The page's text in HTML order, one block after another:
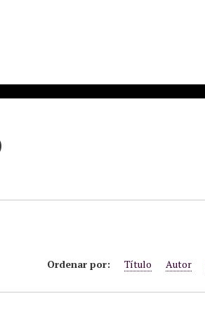
Ordenar por: Título Autor